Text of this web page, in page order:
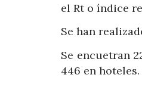
el Rt o índice
Se han
Se encuetran
446 en